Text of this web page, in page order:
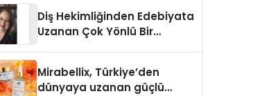
Diş Hekimliğinden Edebiyata
Uzanan Çok Yönlü Bir
Mirabellix, Türkiye’den
dünyaya uzanan güçlü